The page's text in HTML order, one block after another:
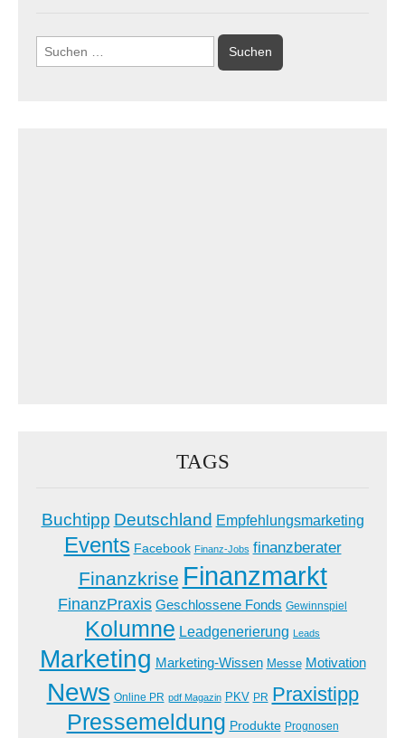
Suchen
nach:
TAGS
Buchtipp Deutschland Empfehlungsmarketing
Events Facebook Finanz-Jobs finanzberater
Finanzkrise Finanzmarkt
FinanzPraxis Geschlossene Fonds Gewinnspiel
Kolumne Leadgenerierung Leads
Marketing Marketing-Wissen Messe Motivation
News Online PR pdf Magazin PKV PR Praxistipp
Pressemeldung Produkte Prognosen